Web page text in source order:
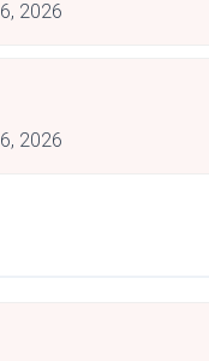
2026
2026